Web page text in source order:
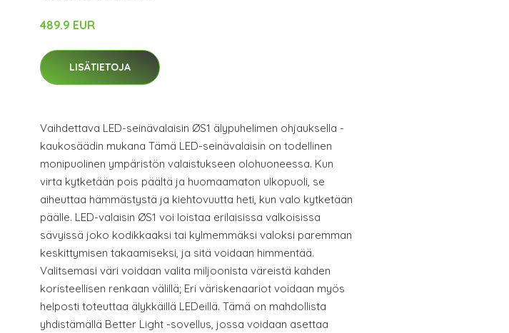
489.9 EUR
LISÄTIETOJA
Vaihdettava LED-seinävalaisin ØS1 älypuhelimen ohjauksella -
kaukosäädin mukana Tämä LED-seinävalaisin on todellinen
monipuolinen ympäristön valaistukseen olohuoneessa. Kun
virta kytketään pois päältä ja huomaamaton ulkopuoli, se
aiheuttaa hämmästystä ja kiehtovuutta heti, kun valo kytketään
päälle. LED-valaisin ØS1 voi loistaa erilaisissa valkoisissa
sävyissä joko kodikkaaksi tai kylmemmäksi valoksi paremman
keskittymisen takaamiseksi, ja sitä voidaan himmentää.
Valitsemasi väri voidaan valita miljoonista väreistä kahden
koristeellisen renkaan välillä; Eri väriskenaariot voidaan myös
helposti toteuttaa älykkäillä LEDeillä. Tämä on mahdollista
yhdistämällä Better Light -sovellus, jossa voidaan asettaa